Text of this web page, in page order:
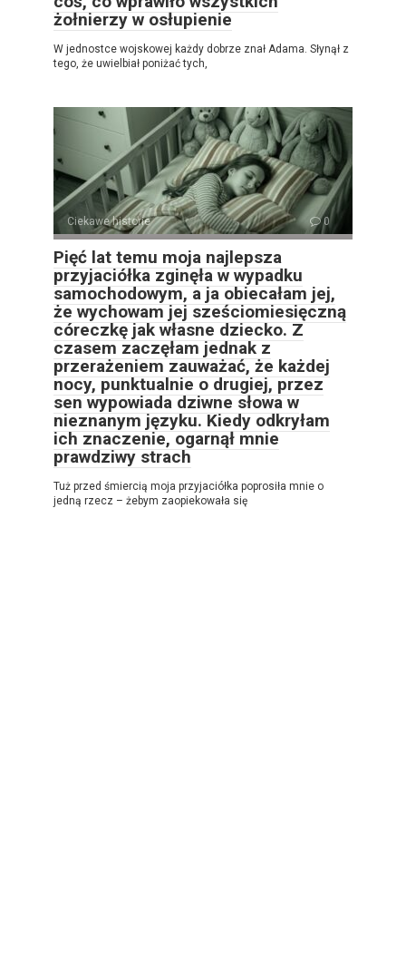
żołnierzy w osłupienie
W jednostce wojskowej każdy dobrze znał Adama. Słynął z
tego, że uwielbiał poniżać tych,
Ciekawe historie 0
Pięć lat temu moja najlepsza
przyjaciółka zginęła w wypadku
samochodowym, a ja obiecałam jej,
że wychowam jej sześciomiesięczną
córeczkę jak własne dziecko. Z
czasem zaczęłam jednak z
przerażeniem zauważać, że każdej
nocy, punktualnie o drugiej, przez
sen wypowiada dziwne słowa w
nieznanym języku. Kiedy odkryłam
ich znaczenie, ogarnął mnie
prawdziwy strach
Tuż przed śmiercią moja przyjaciółka poprosiła mnie o
jedną rzecz – żebym zaopiekowała się